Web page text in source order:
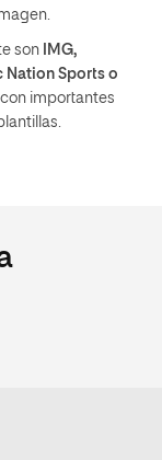
son
IMG,
Nation Sports o
importantes